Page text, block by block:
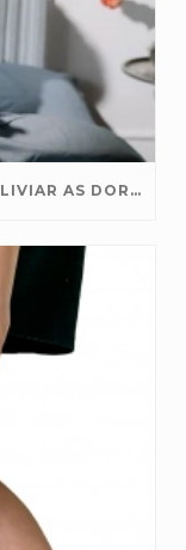
PESSOAS COM NANISMO: COMO ALIVIAR AS DORES NAS ARTICULAÇÕES?